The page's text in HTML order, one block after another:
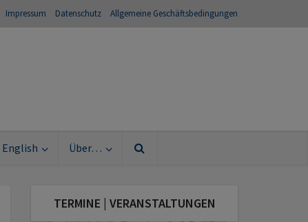
Impressum Datenschutz Allgemeine Geschäftsbedingungen
English Über…
TERMINE | VERANSTALTUNGEN